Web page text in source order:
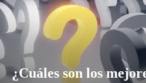
¿Cuáles son los